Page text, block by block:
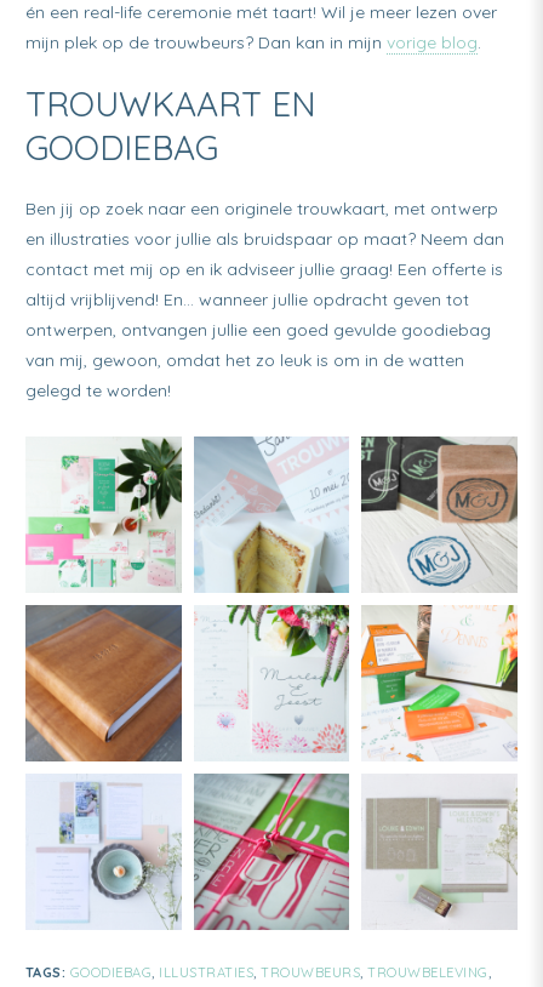
én een real-life ceremonie mét taart! Wil je meer lezen over
mijn plek op de trouwbeurs? Dan kan in mijn vorige blog.
TROUWKAART EN
GOODIEBAG
Ben jij op zoek naar een originele trouwkaart, met ontwerp
en illustraties voor jullie als bruidspaar op maat? Neem dan
contact met mij op en ik adviseer jullie graag! Een offerte is
altijd vrijblijvend! En… wanneer jullie opdracht geven tot
ontwerpen, ontvangen jullie een goed gevulde goodiebag
van mij, gewoon, omdat het zo leuk is om in de watten
gelegd te worden!
TAGS: GOODIEBAG ILLUSTRATIES ,TROUWBEURS ,TROUWBELEVING